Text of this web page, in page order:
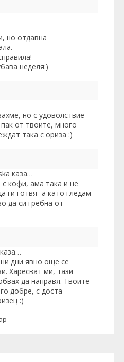
но отдавна
неделя:)
но с удоволствие
от твоите, много
така с ориза :)
каза…
кофи, ама така и не
ги готвя- а като гледам
да си гребна от
каза…
дни явно още се
Харесват ми, тази
да направя. Твоите
добре, с доста
:)